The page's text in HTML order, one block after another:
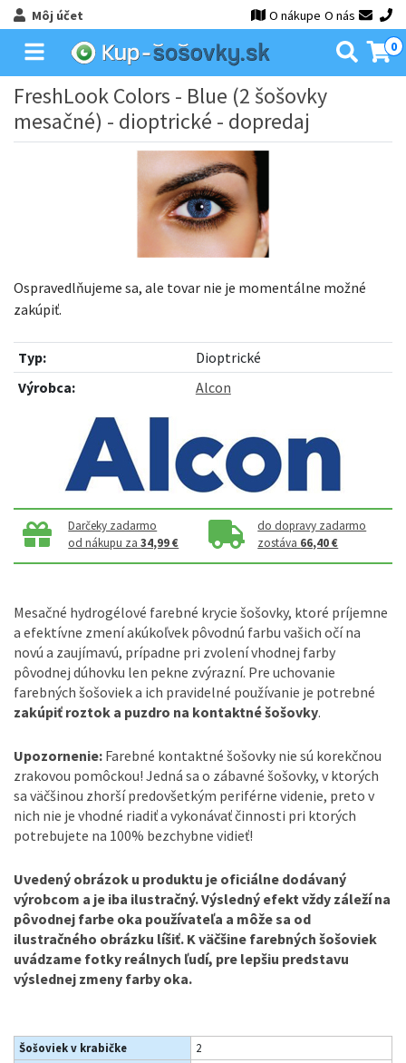
Môj účet O nákupe O nás
0
FreshLook Colors - Blue (2 šošovky
mesačné) - dioptrické - dopredaj
Ospravedlňujeme sa, ale tovar nie je momentálne možné
zakúpiť.
Typ:
Dioptrické
Výrobca:
Alcon
Darčeky zadarmo
od nákupu za34,99 €
do dopravy zadarmo
zostáva 66,40 €
Mesačné hydrogélové farebné krycie šošovky, ktoré príjemne
a efektívne zmení akúkoľvek pôvodnú farbu vašich očí na
novú a zaujímavú, prípadne pri zvolení vhodnej farby
pôvodnej dúhovku len pekne zvýrazní. Pre uchovanie
farebných šošoviek a ich pravidelné používanie je potrebné
zakúpiť roztok a puzdro na kontaktné šošovky.
Upozornenie: Farebné kontaktné šošovky nie sú korekčnou
zrakovou pomôckou! Jedná sa o zábavné šošovky, v ktorých
sa väčšinou zhorší predovšetkým periférne videnie, preto v
nich nie je vhodné riadiť a vykonávať činnosti pri ktorých
potrebujete na 100% bezchybne vidieť!
Uvedený obrázok u produktu je oficiálne dodávaný
výrobcom a je iba ilustračný. Výsledný efekt vždy záleží na
pôvodnej farbe oka používateľa a môže sa od
ilustračného obrázku líšiť. K väčšine farebných šošoviek
uvádzame fotky reálnych ľudí, pre lepšiu predstavu
výslednej zmeny farby oka.
Šošoviek v krabičke
2